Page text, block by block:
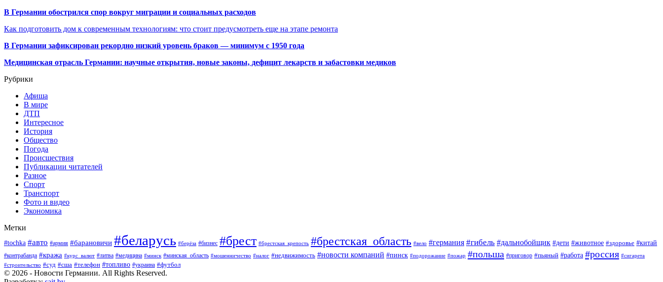
В Германии обострился спор вокруг миграции и социальных расходов
Как подготовить дом к современным технологиям: что стоит предусмотреть еще на этапе ремонта
В Германии зафиксирован рекордно низкий уровень браков — минимум с 1950 года
Медицинская отрасль Германии: научные открытия, новые законы, дефицит лекарств и забастовки медиков
Рубрики
Афиша
В мире
ДТП
Интересное
История
Общество
Погода
Происшествия
Публикации читателей
Разное
Спорт
Транспорт
Фото и видео
Экономика
Метки
#tochka #авто #армия #барановичи #беларусь #берёза #бизнес #брест #брестская_крепость #брестская_область #вело #германия #гибель #дальнобойщик #дети #животное #здоровье #китай
#контрабанда #кража #курс_валют #литва #медицина #минск #минская_область #мошенничество #налог #недвижимость #новости компаний #пинск #подорожание #пожар #польша #приговор #пьяный #работа #россия #сигарета
#строительство #суд #сша #телефон #топливо #украина #футбол
© 2026 - Новости Германии. All Rights Reserved.